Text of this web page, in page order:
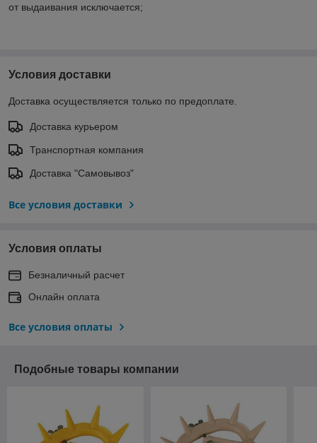
от выдаивания исключается;
Условия доставки
Доставка осуществляется только по предоплате.
Доставка курьером
Транспортная компания
Доставка "Самовывоз"
Все условия доставки
Условия оплаты
Безналичный расчет
Онлайн оплата
Все условия оплаты
Подобные товары компании